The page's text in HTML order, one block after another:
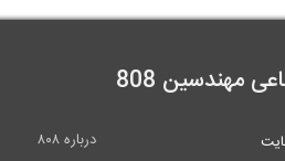
مهندسین 808
درباره ۸۰۸